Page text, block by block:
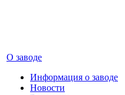
О заводе
Информация о заводе
Новости